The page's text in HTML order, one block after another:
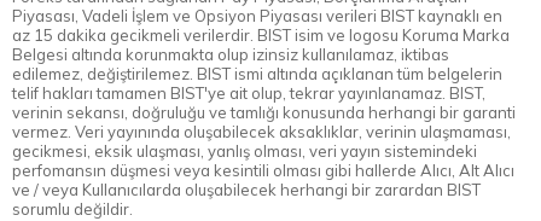
Piyasası, Vadeli İşlem ve Opsiyon Piyasası verileri BIST kaynaklı en
az 15 dakika gecikmeli verilerdir. BIST isim ve logosu Koruma Marka
Belgesi altında korunmakta olup izinsiz kullanılamaz, iktibas
edilemez, değiştirilemez. BIST ismi altında açıklanan tüm belgelerin
telif hakları tamamen BIST'ye ait olup, tekrar yayınlanamaz. BIST,
verinin sekansı, doğruluğu ve tamlığı konusunda herhangi bir garanti
vermez. Veri yayınında oluşabilecek aksaklıklar, verinin ulaşmaması,
gecikmesi, eksik ulaşması, yanlış olması, veri yayın sistemindeki
perfomansın düşmesi veya kesintili olması gibi hallerde Alıcı, Alt Alıcı
ve / veya Kullanıcılarda oluşabilecek herhangi bir zarardan BIST
sorumlu değildir.